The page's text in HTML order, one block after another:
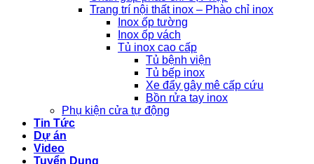
Trang trí nội thất inox – Phào chỉ inox
Inox ốp tường
Inox ốp vách
Tủ inox cao cấp
Tủ bệnh viện
Tủ bếp inox
Xe đẩy gây mê cấp cứu
Bồn rửa tay inox
Phụ kiện cửa tự động
Tin Tức
Dự án
Video
Tuyển Dụng